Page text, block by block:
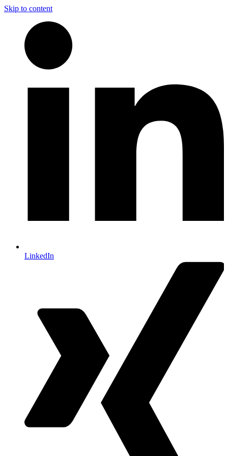
Skip to content
LinkedIn